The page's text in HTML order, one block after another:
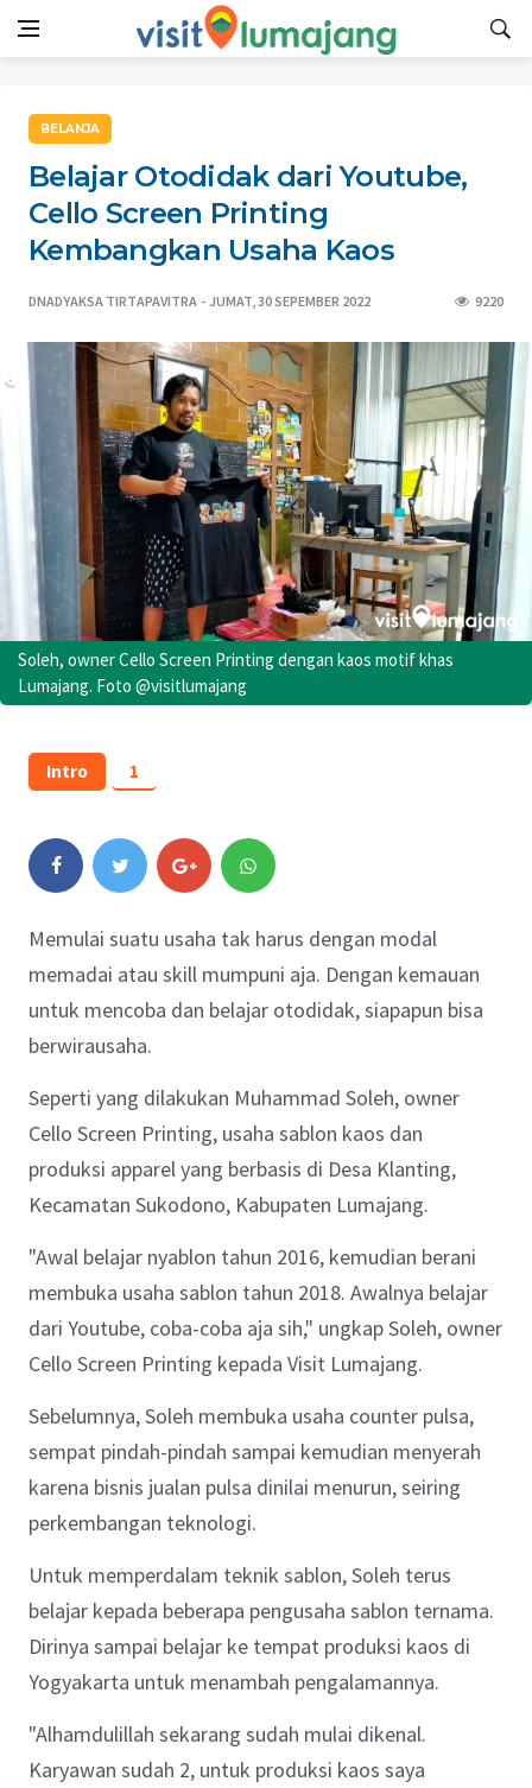
BELANJA
Belajar Otodidak dari Youtube,
Cello Screen Printing
Kembangkan Usaha Kaos
DNADYAKSA TIRTAPAVITRA JUMAT, 30 SEPEMBER 2022 9220
Soleh, owner Cello Screen Printing dengan kaos motif khas
Lumajang. Foto @visitlumajang
Intro 1
Memulai suatu usaha tak harus dengan modal
memadai atau skill mumpuni aja. Dengan kemauan
untuk mencoba dan belajar otodidak, siapapun bisa
berwirausaha.
Seperti yang dilakukan Muhammad Soleh, owner
Cello Screen Printing, usaha sablon kaos dan
produksi apparel yang berbasis di Desa Klanting,
Kecamatan Sukodono, Kabupaten Lumajang.
"Awal belajar nyablon tahun 2016, kemudian berani
membuka usaha sablon tahun 2018. Awalnya belajar
dari Youtube, coba-coba aja sih," ungkap Soleh, owner
Cello Screen Printing kepada Visit Lumajang.
Sebelumnya, Soleh membuka usaha counter pulsa,
sempat pindah-pindah sampai kemudian menyerah
karena bisnis jualan pulsa dinilai menurun, seiring
perkembangan teknologi.
Untuk memperdalam teknik sablon, Soleh terus
belajar kepada beberapa pengusaha sablon ternama.
Dirinya sampai belajar ke tempat produksi kaos di
Yogyakarta untuk menambah pengalamannya.
"Alhamdulillah sekarang sudah mulai dikenal.
Karyawan sudah 2, untuk produksi kaos saya